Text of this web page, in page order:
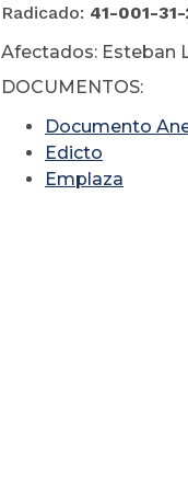
Radicado: 41-001-
Afectados: Esteban
DOCUMENTOS:
Documento
Edicto
Emplaza